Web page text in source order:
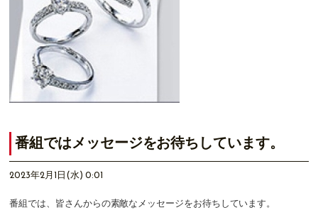
番組ではメッセージをお待ちしています。
2023年2月1日(水) 0:01
番組では、皆さんからの素敵なメッセージをお待ちしています。